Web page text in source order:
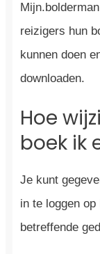
reizigers hun
kunnen doen
downloaden.
Hoe
boek ik
Je kunt
in te loggen
betreffende